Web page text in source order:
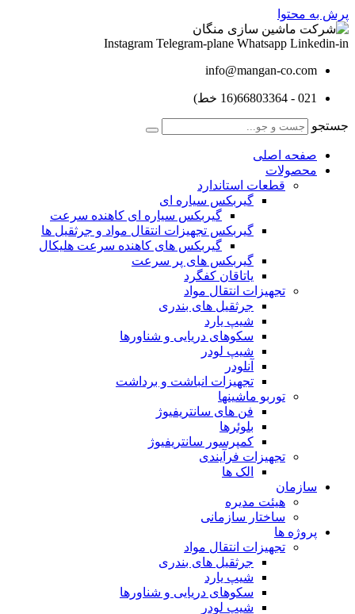
پرش به محتوا
Instagram Telegram-plane Whatsapp Linkedin-in
info@mangan-co.com
021 - 66803364(16 خط)
جستجو
صفحه اصلی
محصولات
قطعات استاندارد
گيربكس سياره ای
گيربكس سياره ای كاهنده سرعت
گيربكس تجهيزات انتقال مواد و جرثقيل ها
گيربكس های كاهنده سرعت هليكال
گيربكس های پر سرعت
ياتاقان كفگرد
تجهیزات انتقال مواد
جرثقیل های بندری
شیپ یارد
سکوهای دریایی و شناورها
شیپ لودر
آنلودر
تجهیزات انباشت و برداشت
توربو ماشینها
فن های سانتریفیوژ
بلوئرها
کمپرسور سانتریفیوژ
تجهیزات فرآیندی
الک ها
سازمان
هيئت مديره
ساختار سازمانی
پروژه ها
تجهيزات انتقال مواد
جرثقيل های بندری
شيپ يارد
سكوهای دريايی و شناورها
شيپ لودر